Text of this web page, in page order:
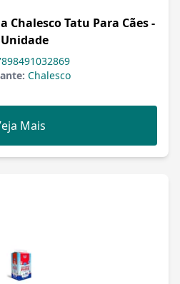
Chalesco Tatu Para Cães -
Chalesco
Mais